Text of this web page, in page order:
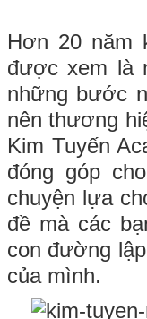
Hơn 20 năm
được xem là
những bước
nên thương
Kim Tuyến
đóng góp
chuyện lựa
đề mà các
con đường
của mình.